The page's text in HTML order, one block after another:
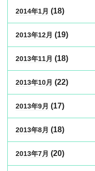
2014年1月 (18)
2013年12月 (19)
2013年11月 (18)
2013年10月 (22)
2013年9月 (17)
2013年8月 (18)
2013年7月 (20)